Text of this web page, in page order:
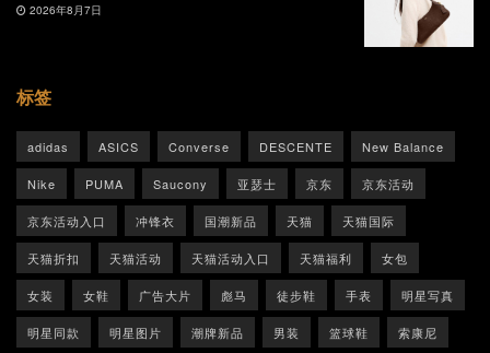
2026年8月7日
标签
adidas ASICS Converse DESCENTE New Balance
Nike PUMA Saucony 亚瑟士 京东 京东活动
京东活动入口 冲锋衣 国潮新品 天猫 天猫国际
天猫折扣 天猫活动 天猫活动入口 天猫福利 女包
女装 女鞋 广告大片 彪马 徒步鞋 手表 明星写真
明星同款 明星图片 潮牌新品 男装 篮球鞋 索康尼